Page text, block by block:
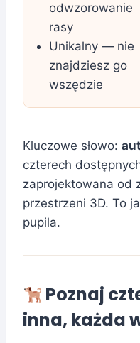
odwzorowanie
rasy
Unikalny — nie
znajdziesz go
wszędzie
Kluczowe słowo:
czterech
zaprojektowana od
przestrzeni 3D. To
pupila.
Poznaj
inna, każda